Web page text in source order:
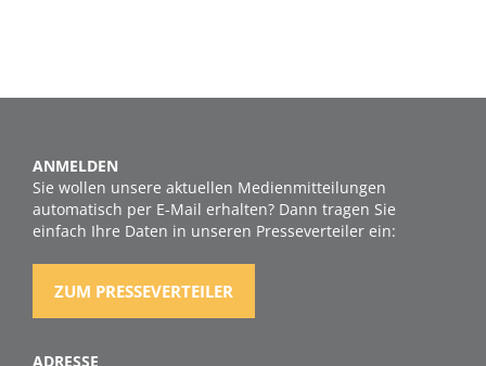
ANMELDEN
Sie wollen unsere aktuellen Medienmitteilungen
automatisch per E-Mail erhalten? Dann tragen Sie
einfach Ihre Daten in unseren Presseverteiler ein:
ZUM PRESSEVERTEILER
ADRESSE